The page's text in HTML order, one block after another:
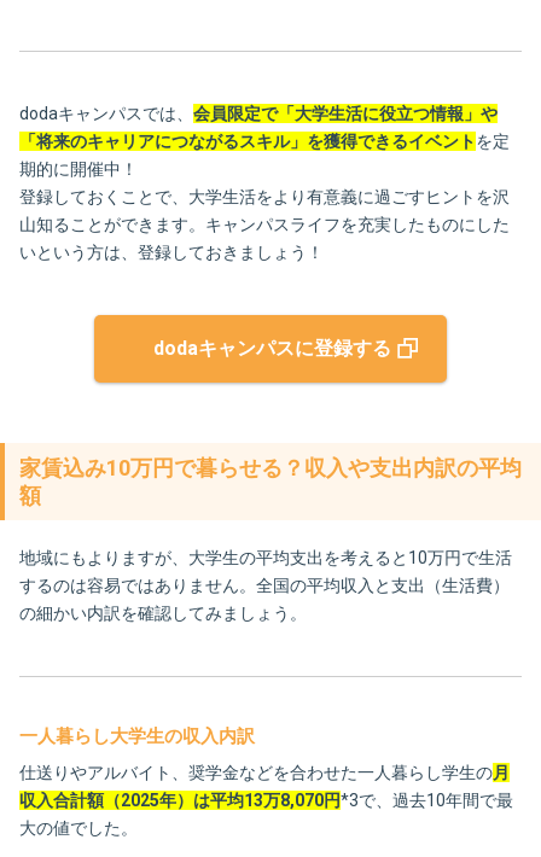
dodaキャンパスでは、 会員限定で「大学生活に役立つ情報」や
「将来のキャリアにつながるスキル」を獲得できるイベントを定
期的に開催中！
登録しておくことで、大学生活をより有意義に過ごすヒントを沢
山知ることができます。キャンパスライフを充実したものにした
いという方は、登録しておきましょう！
dodaキャンパスに登録する
家賃込み10万円で暮らせる？収入や支出内訳の平均
額
地域にもよりますが、大学生の平均支出を考えると10万円で生活
するのは容易ではありません。全国の平均収入と支出（生活費）
の細かい内訳を確認してみましょう。
一人暮らし大学生の収入内訳
仕送りやアルバイト、奨学金などを合わせた一人暮らし学生の月
収入合計額（2025年）は平均13万8,070円*3で、過去10年間で最
大の値でした​。